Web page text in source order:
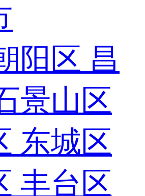
阳区 昌
景山区
东城区
丰台区